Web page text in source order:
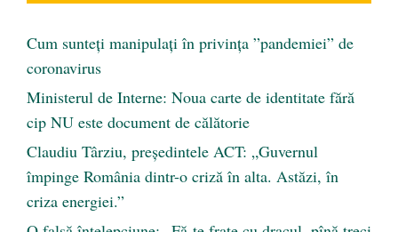
Cum sunteți manipulați în privința ”pandemiei” de
coronavirus
Ministerul de Interne: Noua carte de identitate fără
cip NU este document de călătorie
Claudiu Târziu, președintele ACT: „Guvernul
împinge România dintr-o criză în alta. Astăzi, în
criza energiei.”